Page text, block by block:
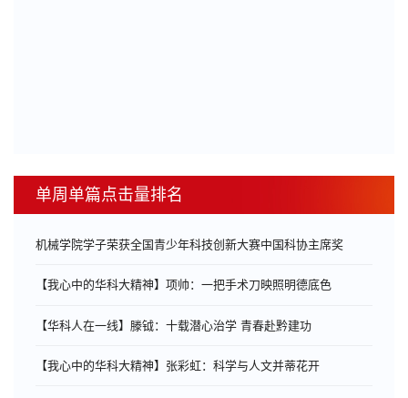
单周单篇点击量排名
机械学院学子荣获全国青少年科技创新大赛中国科协主席奖
【我心中的华科大精神】项帅：一把手术刀映照明德底色
【华科人在一线】滕钺：十载潜心治学 青春赴黔建功
【我心中的华科大精神】张彩虹：科学与人文并蒂花开